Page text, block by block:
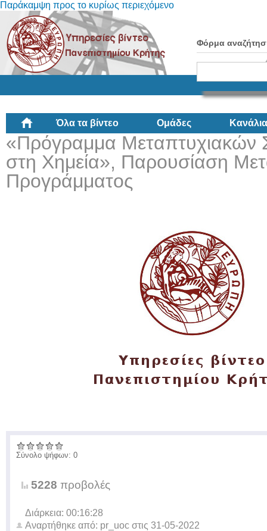
Παράκαμψη προς το κυρίως περιεχόμενο
Φόρμα
Όλα τα βίντεο Ομάδες Κανάλια
«Πρόγραμμα
στη Χημεία», Παρουσίαση
Προγράμματος
Σύνολο ψήφων: 0
5228 προβολές
Διάρκεια: 00:16:28
Αναρτήθηκε από: pr_uoc στις 31-05-2022